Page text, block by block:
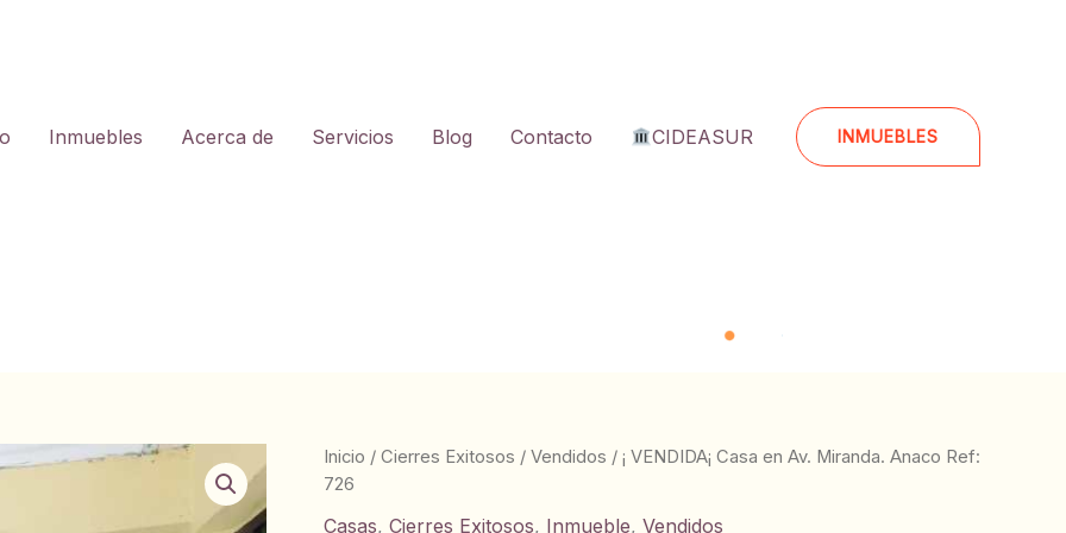
Inmuebles Acerca de Servicios Blog Contacto CIDEASUR INMUEBLES
Inicio / Cierres Exitosos / Vendidos / ¡ VENDIDA¡ Casa en Av. Miranda. Anaco Ref:
726
Casas, Cierres Exitosos, Inmueble, Vendidos